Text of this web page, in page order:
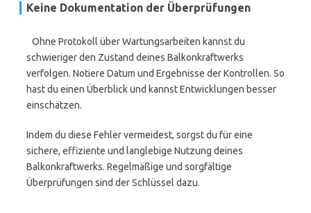
Keine Dokumentation der Überprüfungen
Ohne Protokoll über Wartungsarbeiten kannst du
schwieriger den Zustand deines Balkonkraftwerks
verfolgen. Notiere Datum und Ergebnisse der Kontrollen. So
hast du einen Überblick und kannst Entwicklungen besser
einschätzen.
Indem du diese Fehler vermeidest, sorgst du für eine
sichere, effiziente und langlebige Nutzung deines
Balkonkraftwerks. Regelmäßige und sorgfältige
Überprüfungen sind der Schlüssel dazu.